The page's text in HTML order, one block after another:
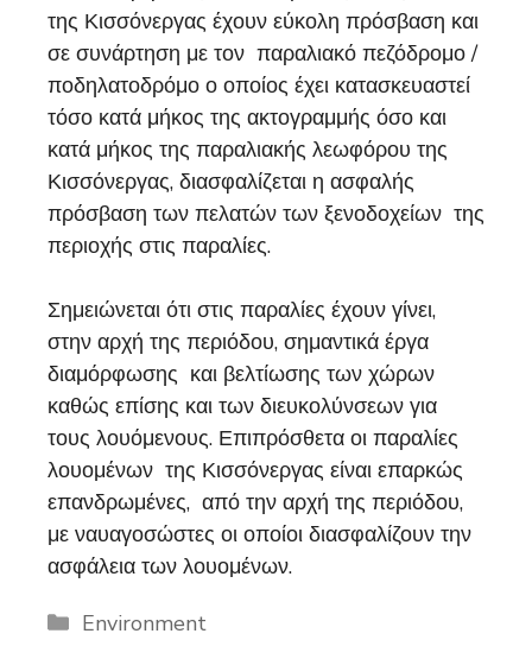
της Κισσόνεργας έχουν εύκολη πρόσβαση και
σε συνάρτηση με τον παραλιακό πεζόδρομο /
ποδηλατοδρόμο ο οποίος έχει κατασκευαστεί
τόσο κατά μήκος της ακτογραμμής όσο και
κατά μήκος της παραλιακής λεωφόρου της
Κισσόνεργας, διασφαλίζεται η ασφαλής
πρόσβαση των πελατών των ξενοδοχείων της
περιοχής στις παραλίες.
Σημειώνεται ότι στις παραλίες έχουν γίνει,
στην αρχή της περιόδου, σημαντικά έργα
διαμόρφωσης και βελτίωσης των χώρων
καθώς επίσης και των διευκολύνσεων για
τους λουόμενους. Επιπρόσθετα οι παραλίες
λουομένων της Κισσόνεργας είναι επαρκώς
επανδρωμένες, από την αρχή της περιόδου,
με ναυαγοσώστες οι οποίοι διασφαλίζουν την
ασφάλεια των λουομένων.
Categories
Environment